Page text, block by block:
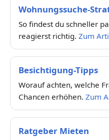
Wohnungssuche-
So findest du schneller
reagierst richtig. Zum
Besichtigung-Tipps
Worauf achten, welche
Chancen erhöhen. Zum
Ratgeber Mieten